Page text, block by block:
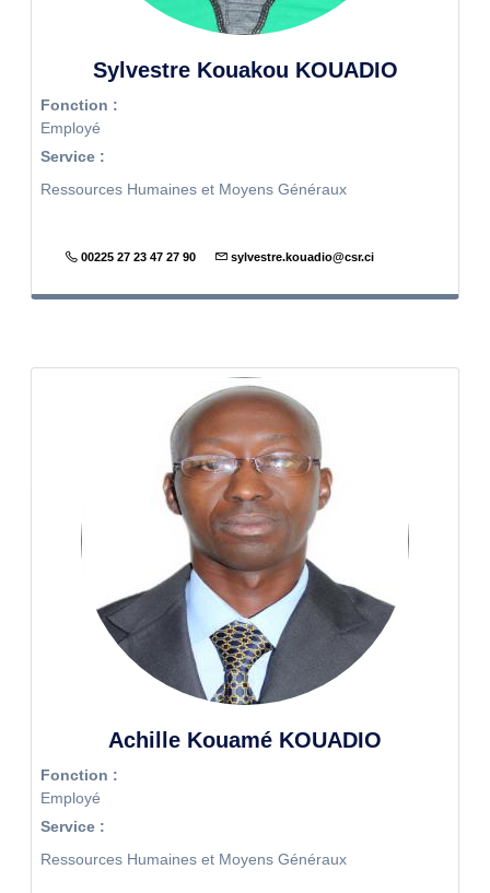
Sylvestre Kouakou KOUADIO
Fonction :
Employé
Service :
Ressources Humaines et Moyens Généraux
00225 27 23 47 27 90 sylvestre.kouadio@csr.ci
Achille Kouamé KOUADIO
Fonction :
Employé
Service :
Ressources Humaines et Moyens Généraux